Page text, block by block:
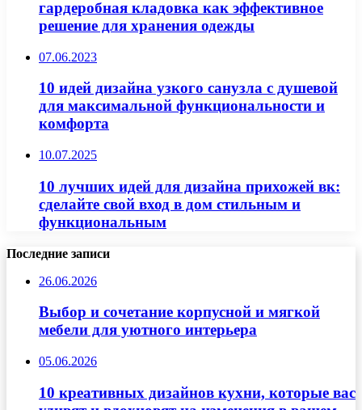
гардеробная кладовка как эффективное
решение для хранения одежды
07.06.2023
10 идей дизайна узкого санузла с душевой
для максимальной функциональности и
комфорта
10.07.2025
10 лучших идей для дизайна прихожей вк:
сделайте свой вход в дом стильным и
функциональным
Последние записи
26.06.2026
Выбор и сочетание корпусной и мягкой
мебели для уютного интерьера
05.06.2026
10 креативных дизайнов кухни, которые вас